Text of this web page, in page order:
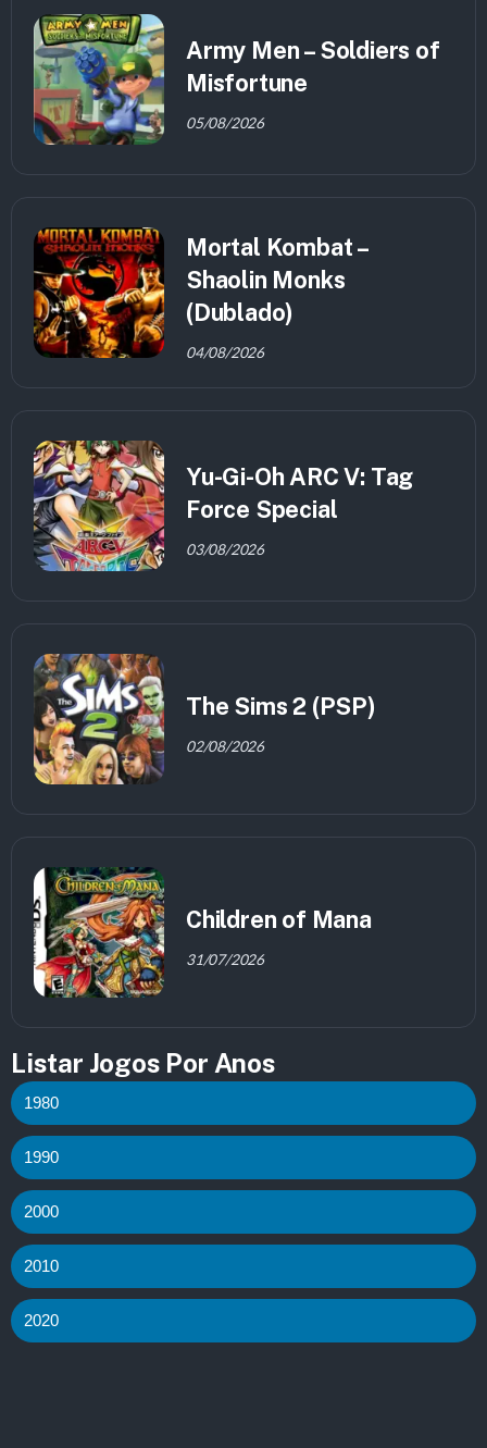
Army Men – Soldiers of
Misfortune
05/08/2026
Mortal Kombat –
Shaolin Monks
(Dublado)
04/08/2026
Yu-Gi-Oh ARC V: Tag
Force Special
03/08/2026
The Sims 2 (PSP)
02/08/2026
Children of Mana
31/07/2026
Listar Jogos Por Anos
1980
1990
2000
2010
2020